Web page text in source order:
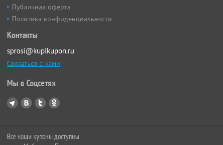
Публичная оферта
Политика конфиденциальности
Контакты
sprosi@kupikupon.ru
Связаться с нами
Мы в Соцсетях
Все наши купоны доступны